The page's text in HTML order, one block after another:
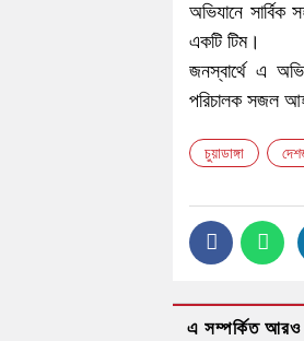
অভিযানে সার্বিক
একটি টিম।
জনস্বার্থে এ
পরিচালক সজল
চুয়াডাঙ্গা
এ সম্পর্কিত